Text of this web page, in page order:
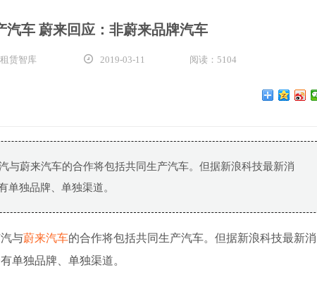
汽车 蔚来回应：非蔚来品牌汽车
赁智库 2019-03-11 阅读：5104
与蔚来汽车的合作将包括共同生产汽车。但据新浪科技最新消
单独品牌、单独渠道。
与蔚来汽车的合作将包括共同生产汽车。但据新浪科技最新消
单独品牌、单独渠道。